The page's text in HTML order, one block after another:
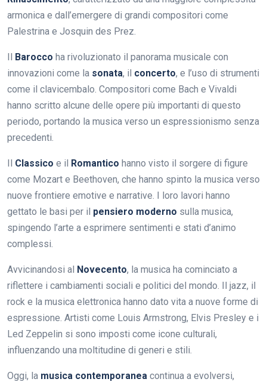
armonica e dall’emergere di grandi compositori come
Palestrina e Josquin des Prez.
Il Barocco ha rivoluzionato il panorama musicale con
innovazioni come la sonata, il concerto, e l’uso di strumenti
come il clavicembalo. Compositori come Bach e Vivaldi
hanno scritto alcune delle opere più importanti di questo
periodo, portando la musica verso un espressionismo senza
precedenti.
Il Classico e il Romantico hanno visto il sorgere di figure
come Mozart e Beethoven, che hanno spinto la musica verso
nuove frontiere emotive e narrative. I loro lavori hanno
gettato le basi per il pensiero moderno sulla musica,
spingendo l’arte a esprimere sentimenti e stati d’animo
complessi.
Avvicinandosi al Novecento, la musica ha cominciato a
riflettere i cambiamenti sociali e politici del mondo. Il jazz, il
rock e la musica elettronica hanno dato vita a nuove forme di
espressione. Artisti come Louis Armstrong, Elvis Presley e i
Led Zeppelin si sono imposti come icone culturali,
influenzando una moltitudine di generi e stili.
Oggi, la musica contemporanea continua a evolversi,